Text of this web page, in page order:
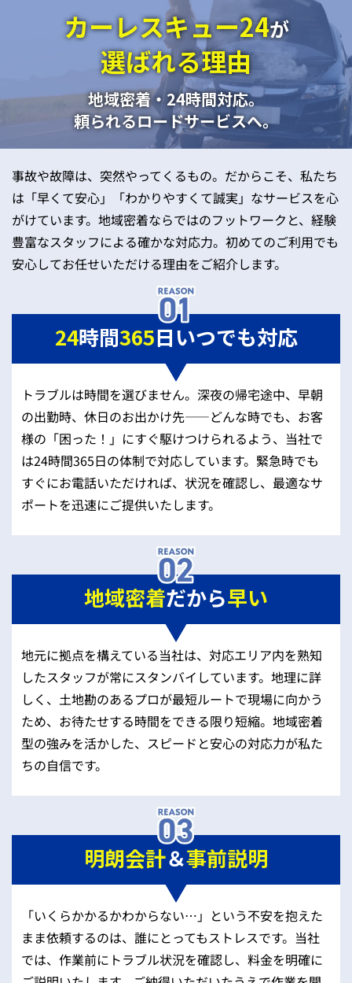
カーレスキュー24が
選ばれる理由
地域密着・24時間対応。
頼られるロードサービスへ。
事故や故障は、突然やってくるもの。だからこそ、私たち
は「早くて安心」「わかりやすくて誠実」なサービスを心
がけています。地域密着ならではのフットワークと、経験
豊富なスタッフによる確かな対応力。初めてのご利用でも
安心してお任せいただける理由をご紹介します。
24時間365日いつでも対応
トラブルは時間を選びません。深夜の帰宅途中、早朝
の出勤時、休日のお出かけ先——どんな時でも、お客
様の「困った！」にすぐ駆けつけられるよう、当社で
は24時間365日の体制で対応しています。緊急時でも
すぐにお電話いただければ、状況を確認し、最適なサ
ポートを迅速にご提供いたします。
地域密着だから早い
地元に拠点を構えている当社は、対応エリア内を熟知
したスタッフが常にスタンバイしています。地理に詳
しく、土地勘のあるプロが最短ルートで現場に向かう
ため、お待たせする時間をできる限り短縮。地域密着
型の強みを活かした、スピードと安心の対応力が私た
ちの自信です。
明朗会計＆事前説明
「いくらかかるかわからない…」という不安を抱えた
まま依頼するのは、誰にとってもストレスです。当社
では、作業前にトラブル状況を確認し、料金を明確に